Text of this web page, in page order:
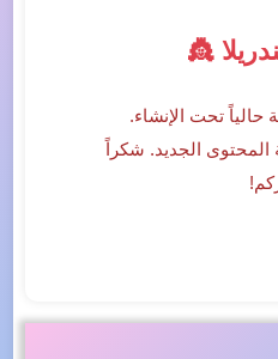
👸
حالياً تحت الإنشاء.
المحتوى الجديد. شكراً